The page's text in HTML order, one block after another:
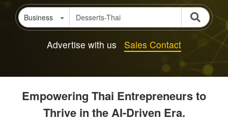
Business
Advertise with us Sales Contact
Empowering Thai Entrepreneurs to
Thrive in the AI-Driven Era.